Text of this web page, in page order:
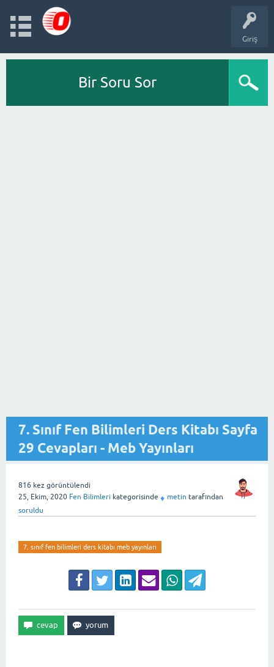
Giriş
Bir Soru Sor
7. Sınıf Fen Bilimleri Ders Kitabı Sayfa
29 Cevapları - Meb Yayınları
816 kez görüntülendi
25, Ekim, 2020 Fen Bilimleri kategorisinde ♦ metin tarafından
soruldu
7. sınıf fen bilimleri ders kitabı meb yayınları